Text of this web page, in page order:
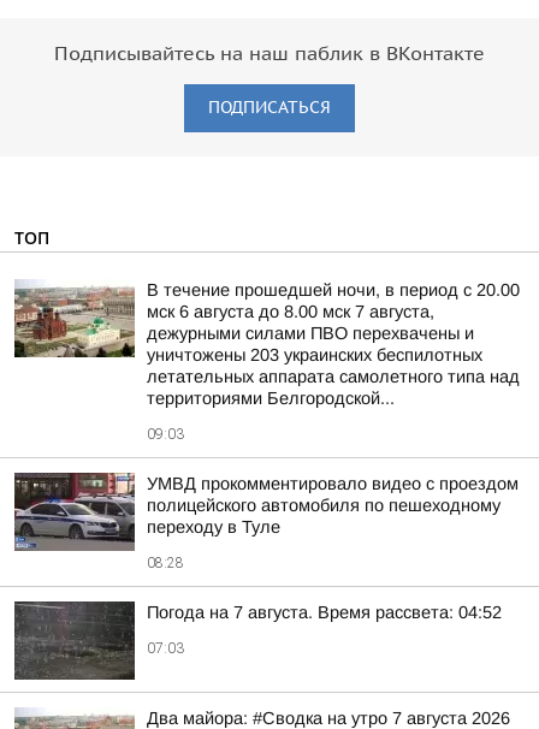
Подписывайтесь на наш паблик в ВКонтакте
ПОДПИСАТЬСЯ
ТОП
В течение прошедшей ночи, в период с 20.00
мск 6 августа до 8.00 мск 7 августа,
дежурными силами ПВО перехвачены и
уничтожены 203 украинских беспилотных
летательных аппарата самолетного типа над
территориями Белгородской...
09:03
УМВД прокомментировало видео с проездом
полицейского автомобиля по пешеходному
переходу в Туле
08:28
Погода на 7 августа. Время рассвета: 04:52
07:03
Два майора: #Сводка на утро 7 августа 2026